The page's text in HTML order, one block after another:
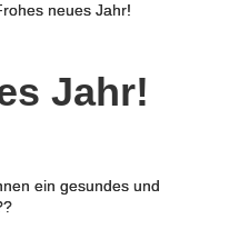
neues Jahr!
Jahr!
ein gesundes und